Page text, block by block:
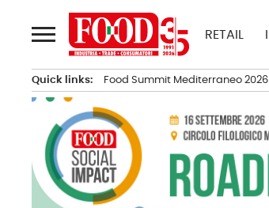
al
contenuto
RETAIL
Quick links: Food Summit Mediterraneo 2026